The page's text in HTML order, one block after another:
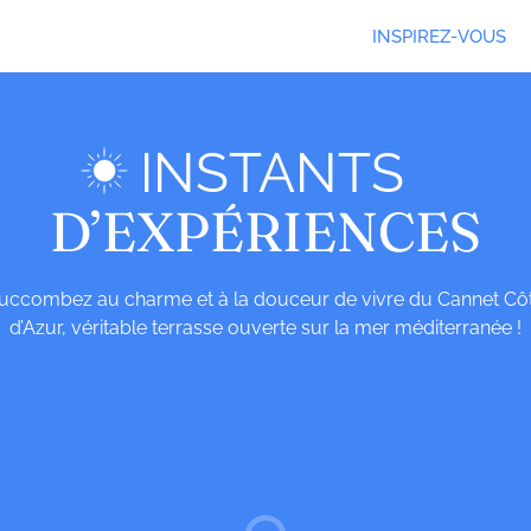
INSPIREZ-VOUS
INSTANTS
D’EXPÉRIENCES
au charme et à la douceur de vivre du Cannet
d’Azur, véritable terrasse ouverte sur la mer méditerranée !